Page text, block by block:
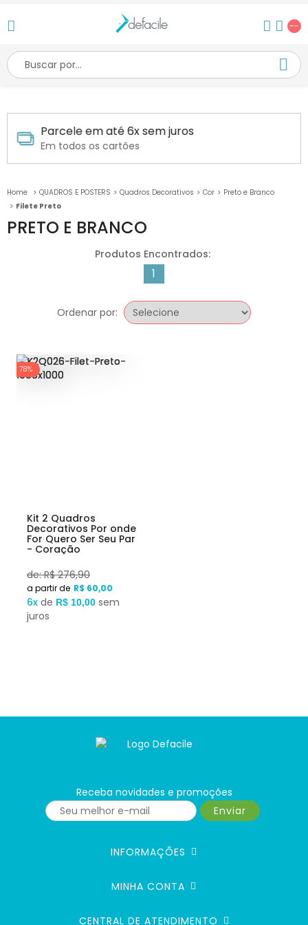
--
Parcele em até 6x sem juros
Em todos os cartões
QUADROS E POSTERS Quadros Decorativos Cor
Preto e Branco
Filete Preto
PRETO E BRANCO
1
Ordenar por:
78%
Kit 2 Quadros
Decorativos Por onde
For Quero Ser Seu Par
- Coração
de: R$ 276,90
R$ 60,00
6x de R$ 10,00 sem
juros
Receba novidades e promoções
Enviar
INFORMAÇÕES
MINHA CONTA
CENTRAL DE ATENDIMENTO